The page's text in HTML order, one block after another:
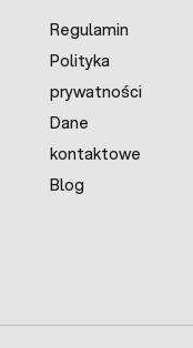
Regulamin
Polityka
prywatności
Dane
kontaktowe
Blog